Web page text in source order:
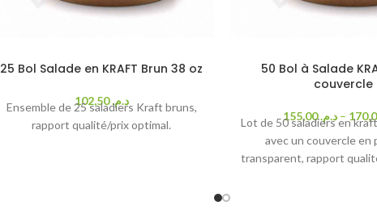
25 Bol Salade en KRAFT Brun 38 oz
د.م.102,50
Ensemble de 25 saladiers Kraft bruns,
rapport qualité/prix optimal.
50 Bol à Salade
couvercle
د.م.155,00 –
Lot de 50 saladiers en
avec un couvercle en
transparent, rapport